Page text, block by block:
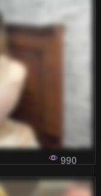
990